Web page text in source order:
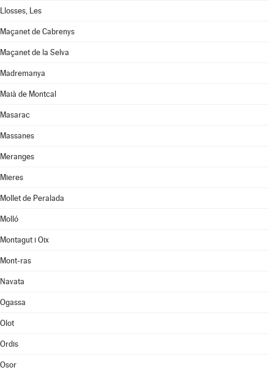
Llosses, Les
Maçanet de Cabrenys
Maçanet de la Selva
Madremanya
Maià de Montcal
Masarac
Massanes
Meranges
Mieres
Mollet de Peralada
Molló
Montagut i Oix
Mont-ras
Navata
Ogassa
Olot
Ordis
Osor